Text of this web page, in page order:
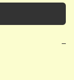
−